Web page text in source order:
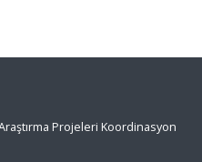
Projeleri Koordinasyon